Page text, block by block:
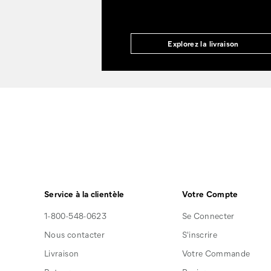
Explorez la livraison
Service à la clientèle
1-800-548-0623
Nous contacter
Livraison
Votre Compte
Se Connecter
S'inscrire
Votre Commande